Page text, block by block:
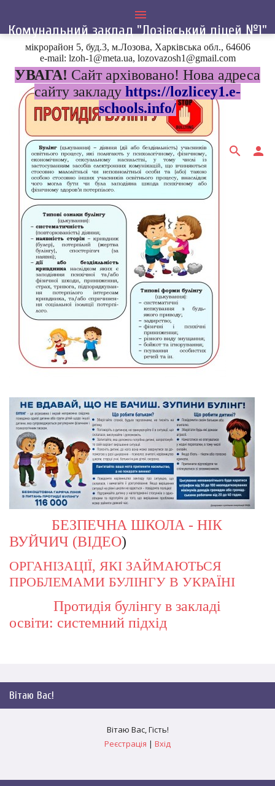
menu
Комунальний заклад "Лозівський ліцей №1"
мікрорайон 5, буд.3, м.Лозова, Харківська обл., 64606
e-mail: lzoh-1@meta.ua, lozovazosh1@gmail.com
УВАГА! Сайт архівовано! Нова адреса
сайту закладу https://lozlicey1.e-
schools.info/
search person
БЕЗПЕЧНА ШКОЛА - НІК
ВУЙЧИЧ (ВІДЕО)
ОРГАНІЗАЦІЇ, ЯКІ ЗАЙМАЮТЬСЯ
ПРОБЛЕМАМИ БУЛІНГУ В УКРАЇНІ
Протидія булінгу в закладі
освіти: системний підхід
Вітаю Вас!
Вітаю Вас,Гість!
Реєстрація | Вхід